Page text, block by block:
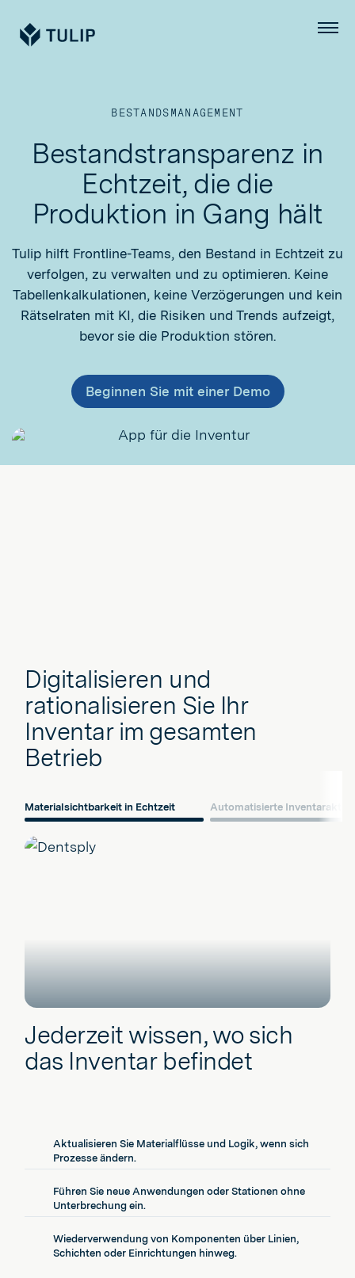
Tulip Menü
BESTANDSMANAGEMENT
Bestandstransparenz in
Echtzeit, die die
Produktion in Gang hält
Tulip hilft Frontline-Teams, den Bestand in Echtzeit zu
verfolgen, zu verwalten und zu optimieren. Keine
Tabellenkalkulationen, keine Verzögerungen und kein
Rätselraten mit KI, die Risiken und Trends aufzeigt,
bevor sie die Produktion stören.
Beginnen Sie mit einer Demo
Digitalisieren und
rationalisieren Sie Ihr
Inventar im gesamten
Betrieb
Materialsichtbarkeit in Echtzeit Automatisierte
Jederzeit wissen, wo sich
das Inventar befindet
Aktualisieren Sie Materialflüsse und Logik, wenn sich
Prozesse ändern.
Führen Sie neue Anwendungen oder Stationen ohne
Unterbrechung ein.
Wiederverwendung von Komponenten über Linien,
Schichten oder Einrichtungen hinweg.